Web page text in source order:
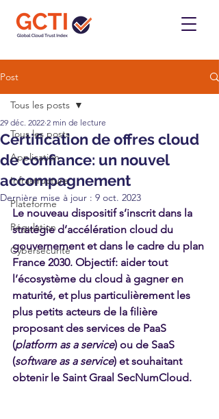
Post
Tous les posts
Application
Infrastructure
Plateforme
Régulation
Cybersécurité
Tous les posts
Certification de offres cloud
de confiance: un nouvel
accompagnement
29 déc. 2022 2 min de lecture
Dernière mise à jour : 9 oct. 2023
Le nouveau dispositif s’inscrit dans la
stratégie d’accélération cloud du
gouvernement et dans le cadre du plan
France 2030. Objectif: aider tout
l’écosystème du cloud à gagner en
maturité, et plus particulièrement les
plus petits acteurs de la filière
proposant des services de PaaS
(platform as a service) ou de SaaS
(software as a service) et souhaitant
obtenir le Saint Graal SecNumCloud.